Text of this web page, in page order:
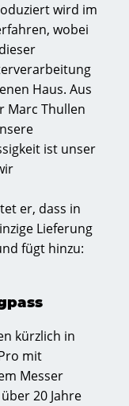
wird im
wobei
Haus. Aus
Marc Thullen
ist unser
er, dass in
Lieferung
fügt hinzu:
kürzlich in
mit
Messer
20 Jahre